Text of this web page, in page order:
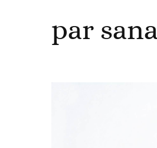
par